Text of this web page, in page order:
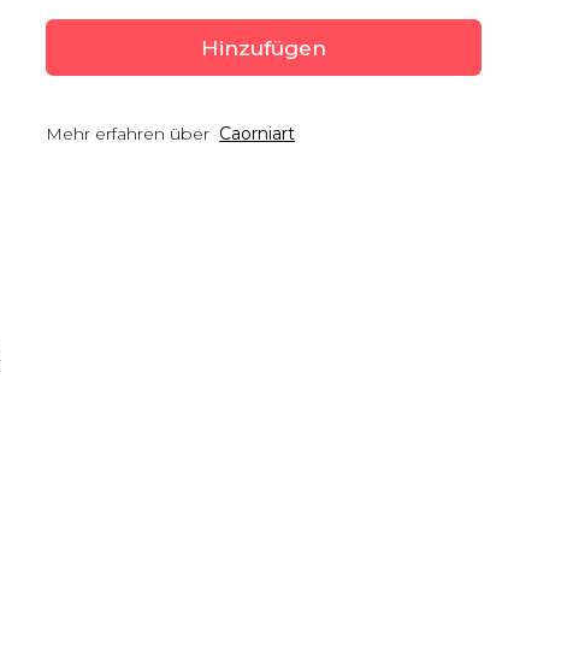
Hinzufügen
Mehr erfahren über Caorniart